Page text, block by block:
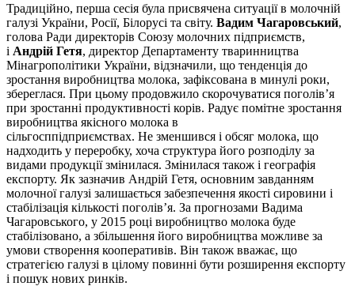
Традиційно, перша сесія була присвячена ситуації в молочній
галузі України, Росії, Білорусі та світу. Вадим Чагаровський,
голова Ради директорів Союзу молочних підприємств,
і Андрій Гетя, директор Департаменту тваринництва
Мінагрополітики України, відзначили, що тенденція до
зростання виробництва молока, зафіксована в минулі роки,
збереглася. При цьому продовжило скорочуватися поголів’я
при зростанні продуктивності корів. Радує помітне зростання
виробництва якісного молока в
сільгосппідприємствах. Не зменшився і обсяг молока, що
надходить у переробку, хоча структура його розподілу за
видами продукції змінилася. Змінилася також і географія
експорту. Як зазначив Андрій Гетя, основним завданням
молочної галузі залишається забезпечення якості сировини і
стабілізація кількості поголів’я. За прогнозами Вадима
Чагаровського, у 2015 році виробництво молока буде
стабілізовано, а збільшення його виробництва можливе за
умови створення кооперативів. Він також вважає, що
стратегією галузі в цілому повинні бути розширення експорту
і пошук нових ринків.